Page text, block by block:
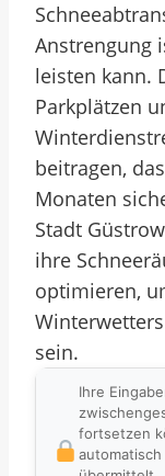
Anstrengung
leisten kann.
Parkplätzen
beitragen,
Monaten
Stadt
ihre
optimieren,
sein.
Ihre
fortsetzen